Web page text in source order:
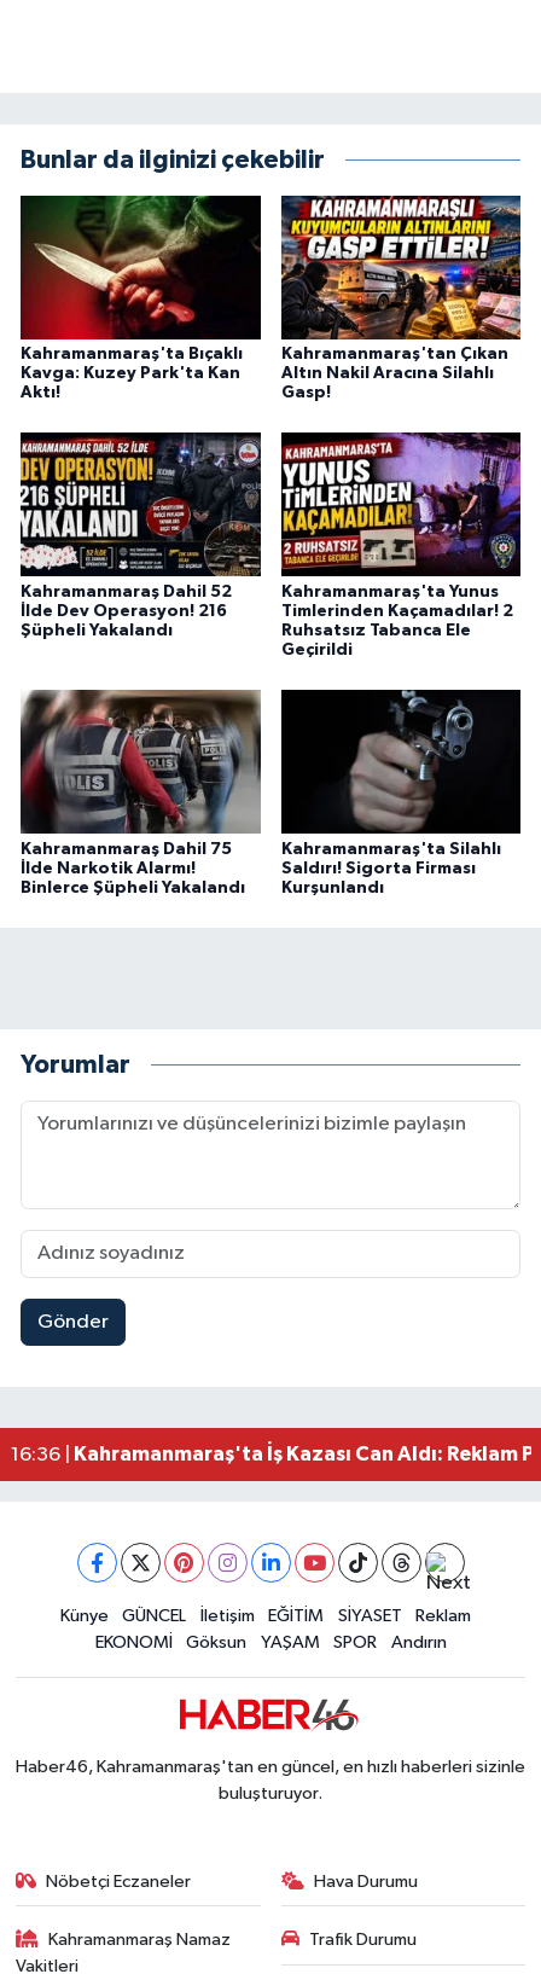
Bunlar da ilginizi çekebilir
Kahramanmaraş'ta Bıçaklı
Kavga: Kuzey Park'ta Kan
Aktı!
Kahramanmaraş'tan Çıkan
Altın Nakil Aracına Silahlı
Gasp!
Kahramanmaraş Dahil 52
İlde Dev Operasyon! 216
Şüpheli Yakalandı
Kahramanmaraş'ta Yunus
Timlerinden Kaçamadılar! 2
Ruhsatsız Tabanca Ele
Geçirildi
Kahramanmaraş Dahil 75
İlde Narkotik Alarmı!
Binlerce Şüpheli Yakalandı
Kahramanmaraş'ta Silahlı
Saldırı! Sigorta Firması
Kurşunlandı
Yorumlar
Gönder
11:45 |Kahramanmaraş'ta Fabrika Alevlere Teslim Oldu!
16:36 |
Kahramanmaraş'ta İş Kazası Can Aldı: Reklam
12:44 |Kahramanmaraş'ta Alternatif Rock Gecesi:
Dedublüman KAFUM'u Salladı!
Kahramanmaraşlı Şehit Aileleri
12:01 |Kahramanmaraş Ticaret ve Sanayi Odası Yeni
Künye GÜNCEL İletişim EĞİTİM SİYASET
Reklam
EKONOMİ
Göksun YAŞAM SPOR Andırın
Haber46, Kahramanmaraş'tan en güncel, en hızlı haberleri sizinle
buluşturuyor.
Nöbetçi Eczaneler Hava Durumu
Kahramanmaraş Namaz
Vakitleri
Trafik Durumu
YEREL
BÖLGEDEN
BİLİM TEKNOLOJİ
ASAYİŞ
SEÇİM 2015
ÇEVRE
BİLİM VE TEKNOLOJİ
TANITIM
HABERDE İNSAN